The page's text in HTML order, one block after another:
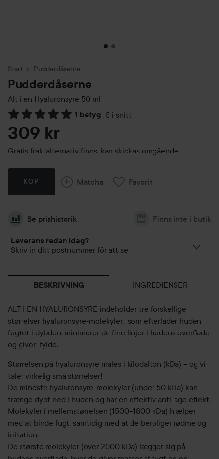
Start Pudderdåserne
Pudderdåserne
Alt i en Hyaluronsyre 50 ml
1 betyg , 5 i snitt
Hoppa till Betyg & kommentarer
309 kr
Gratis fraktalternativ finns, kan skickas omgående.
KÖP Matcha Favorit
Se prishistorik Finns inte i butik
Leverans redan idag?
Skriv in ditt postnummer för att se
BESKRIVNING INGREDIENSER
ALT I EN HYALURONSYRE indeholder tre forskellige
størrelser hyaluronsyre-molekyler, som efterlader huden
fugtet i dybden, minimerer de fine linjer i hudens overflade
og giver fylde.
Størrelsen på hyaluronsyre måles i kilodalton (kDa) – og vi
taler virkelig små størrelser!
De mindste hyaluronsyre-molekyler (under 50 kDa) kan
trænge dybt ned i huden og har en effektiv anti-age effekt.
Molekyler i mellemstørrelsen (1500–1800 kDa) hjælper
med at binde fugt, samtidig med at de beroliger rødme og
irritation.
De største molekyler (over 2000 kDa) lægger sig på